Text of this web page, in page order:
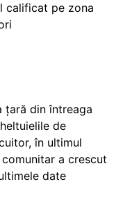
calificat pe zona
țară din întreaga
de
în ultimul
a crescut
date